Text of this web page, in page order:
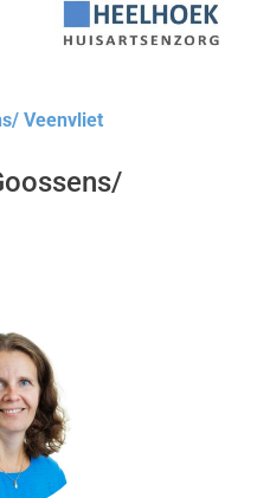
Veenvliet